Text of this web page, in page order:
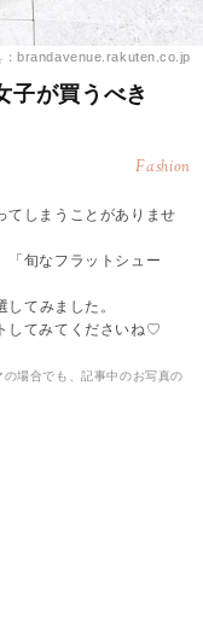
：brandavenue.rakuten.co.jp
子が買うべき
Fashion
てしまうことがありませ
「旬なフラットシュー
てみました。
してみてくださいね♡
場合でも、記事中のお写真の